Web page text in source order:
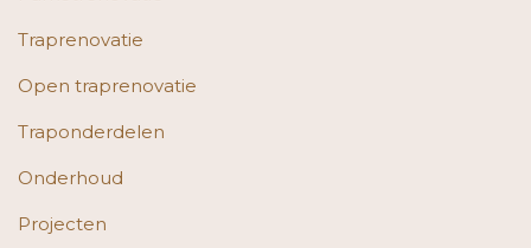
Traprenovatie
Open traprenovatie
Traponderdelen
Onderhoud
Projecten